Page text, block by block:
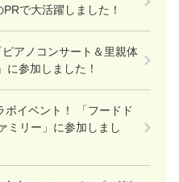
で大活躍しました！
アノコンサート＆里親体
に参加しました！
イベント！ 「フードド
ミリー」に参加しまし